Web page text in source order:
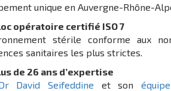
unique en Auvergne-Rhône-
opératoire certifié ISO 7
stérile conforme aux
sanitaires les plus strictes.
de 26 ans d’expertise
David Seifeddine et son